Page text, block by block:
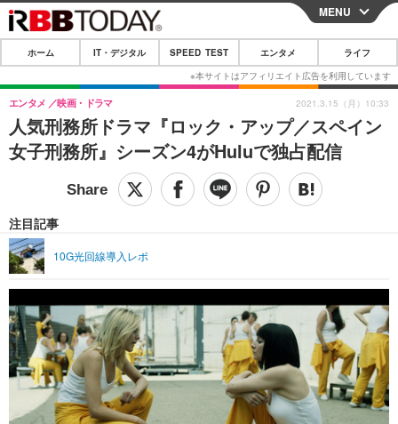
CLOSE
ホーム
IT・デジタル
IT・デジタルTOP スマートフォン
ショッピング その他
SPEED TEST
エンタメTOP 映画・ドラマ
グラビア
ショッピング その他
ライフTOP
その他
リリース一覧
プッシュ通知の停止方法
MENU
ホーム IT・デジタル SPEED TEST エンタメ ライフ
人気刑務所ドラマ『ロック・アップ／スペイン
女子刑務所』シーズン4がHuluで独占配信
エンタメ 映画・ドラマ
注目記事
10G光回線導入レポ
2021.3.15（月）10:33